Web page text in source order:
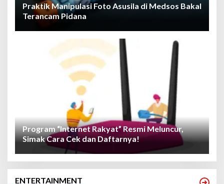
Praktik Manipulasi Foto Asusila di Medsos Bakal
Terancam Pidana
Program “Internet Rakyat” Resmi Meluncur,
Simak Cara Cek dan Daftarnya!
ENTERTAINMENT